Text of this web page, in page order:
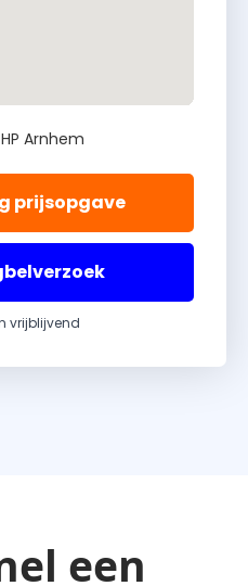
Arnhem
prijsopgave
vrijblijvend
een